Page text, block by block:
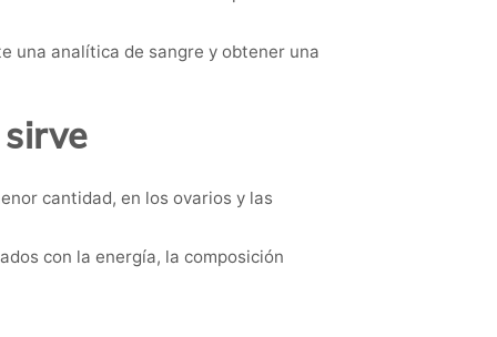
una analítica de sangre y obtener una
cantidad, en los ovarios y las
con la energía, la composición